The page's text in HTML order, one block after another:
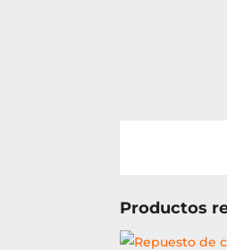
Productos